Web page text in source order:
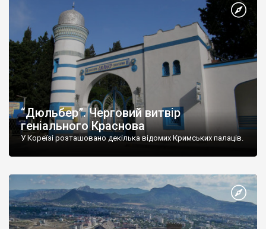
“Дюльбер”. Черговий витвір
геніального Краснова
У Кореїзі розташовано декілька відомих Кримських палаців.